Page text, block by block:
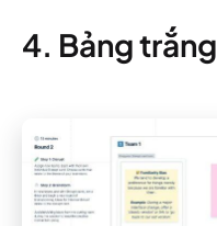
4. Bảng trắng